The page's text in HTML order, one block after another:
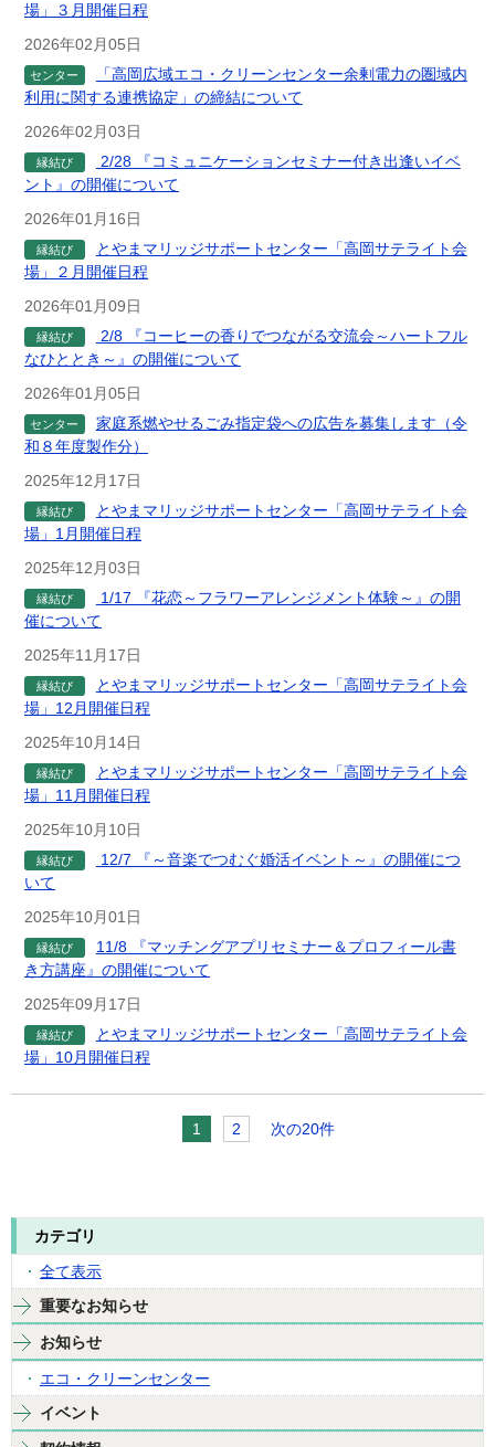
場」３月開催日程
2026年02月05日
センター
「高岡広域エコ・クリーンセンター余剰電力の圏域内
利用に関する連携協定」の締結について
2026年02月03日
縁結び
2/28 『コミュニケーションセミナー付き出逢いイベ
ント』の開催について
2026年01月16日
縁結び
とやまマリッジサポートセンター「高岡サテライト会
場」２月開催日程
2026年01月09日
縁結び
2/8 『コーヒーの香りでつながる交流会～ハートフル
なひととき～』の開催について
2026年01月05日
センター
家庭系燃やせるごみ指定袋への広告を募集します（令
和８年度製作分）
2025年12月17日
縁結び
とやまマリッジサポートセンター「高岡サテライト会
場」1月開催日程
2025年12月03日
縁結び
1/17 『花恋～フラワーアレンジメント体験～』の開
催について
2025年11月17日
縁結び
とやまマリッジサポートセンター「高岡サテライト会
場」12月開催日程
2025年10月14日
縁結び
とやまマリッジサポートセンター「高岡サテライト会
場」11月開催日程
2025年10月10日
縁結び
12/7 『～音楽でつむぐ婚活イベント～』の開催につ
いて
2025年10月01日
縁結び
11/8 『マッチングアプリセミナー＆プロフィール書
き方講座』の開催について
2025年09月17日
縁結び
とやまマリッジサポートセンター「高岡サテライト会
場」10月開催日程
1 2 次の20件
カテゴリ
全て表示
重要なお知らせ
お知らせ
エコ・クリーンセンター
イベント